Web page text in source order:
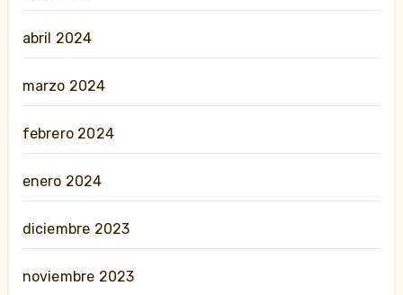
abril 2024
marzo 2024
febrero 2024
enero 2024
diciembre 2023
noviembre 2023